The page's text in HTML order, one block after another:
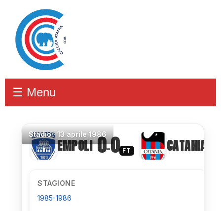
☰ Menu
Stadio·13 aprile 1986
EMPOLI 0–0 FT CATANIA
STAGIONE
1985-1986